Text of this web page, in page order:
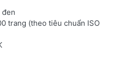
đen
trang (theo tiêu chuẩn ISO